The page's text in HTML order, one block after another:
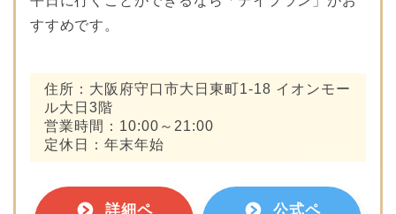
すすめです。
住所：大阪府守口市大日東町1-18 イオンモー
ル大日3階
営業時間：10:00～21:00
定休日：年末年始
詳細ペ
公式ペ